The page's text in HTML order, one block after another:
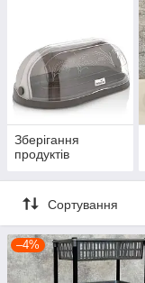
Зберігання
продуктів
Сортування
–4%